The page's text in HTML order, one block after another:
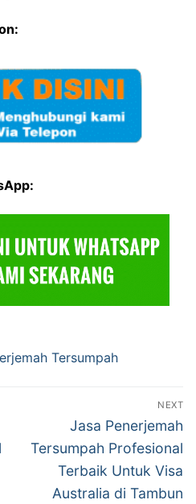
Tersumpah
NEXT
Next
post:
Jasa Penerjemah
Tersumpah Profesional
Terbaik Untuk Visa
Australia di Tambun